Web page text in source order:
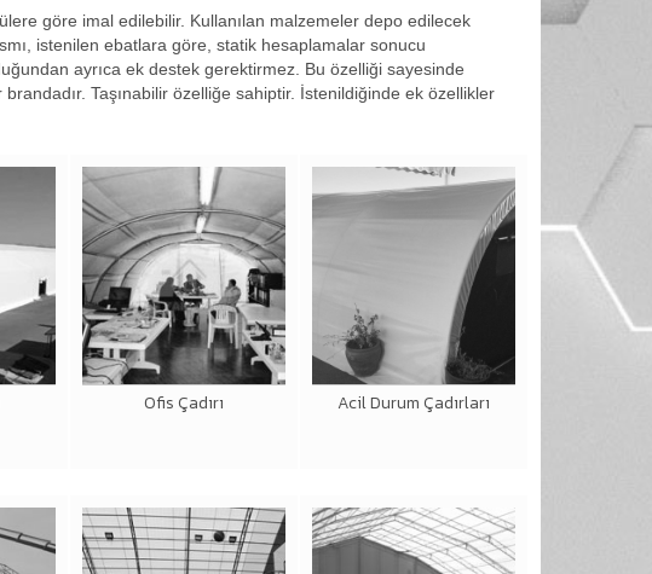
göre imal edilebilir. Kullanılan malzemeler depo edilecek
istenilen ebatlara göre, statik hesaplamalar sonucu
ayrıca ek destek gerektirmez. Bu özelliği sayesinde
Taşınabilir özelliğe sahiptir. İstenildiğinde ek özellikler
Ofis Çadırı Acil Durum Çadırları